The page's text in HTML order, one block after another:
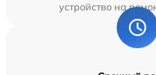
устройство на